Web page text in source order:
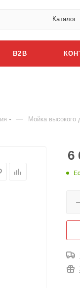
Каталог
B2B
— Мойка высокого
6